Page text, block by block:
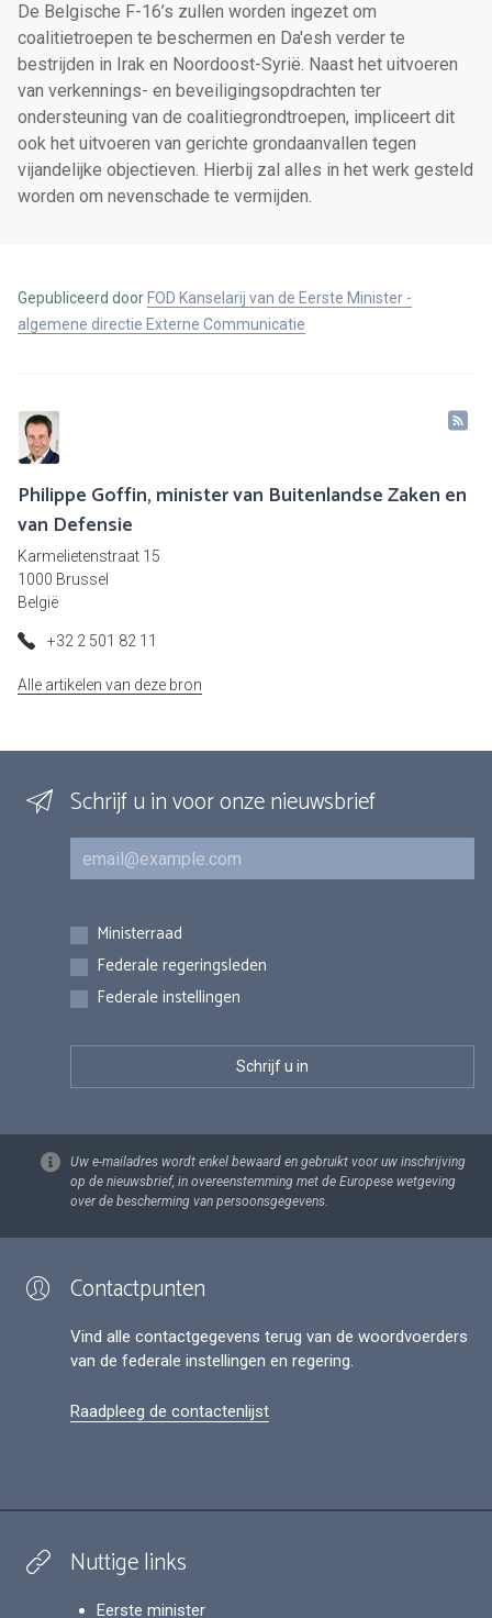
De Belgische F-16’s zullen worden ingezet om
coalitietroepen te beschermen en Da'esh verder te
bestrijden in Irak en Noordoost-Syrië. Naast het uitvoeren
van verkennings- en beveiligingsopdrachten ter
ondersteuning van de coalitiegrondtroepen, impliceert dit
ook het uitvoeren van gerichte grondaanvallen tegen
vijandelijke objectieven. Hierbij zal alles in het werk gesteld
worden om nevenschade te vermijden.
Gepubliceerd door FOD Kanselarij van de Eerste Minister -
algemene directie Externe Communicatie
Philippe Goffin, minister van Buitenlandse Zaken en
van Defensie
Karmelietenstraat 15
1000 Brussel
België
+32 2 501 82 11
Alle artikelen van deze bron
Schrijf u in voor onze nieuwsbrief
E-mail
Inschrijvingen
Ministerraad
Federale regeringsleden
Federale instellingen
Uw e-mailadres wordt enkel bewaard en gebruikt voor uw inschrijving
op de nieuwsbrief, in overeenstemming met de Europese wetgeving
over de bescherming van persoonsgegevens.
Contactpunten
Vind alle contactgegevens terug van de woordvoerders
van de federale instellingen en regering.
Raadpleeg de contactenlijst
Nuttige links
Eerste minister